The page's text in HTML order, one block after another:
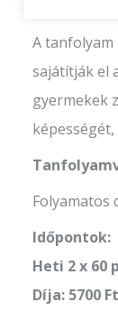
A
sajátítják el
gyermekek
Folyamatos
Időpontok:
Heti 2 x 60
Díja: 5700 Ft